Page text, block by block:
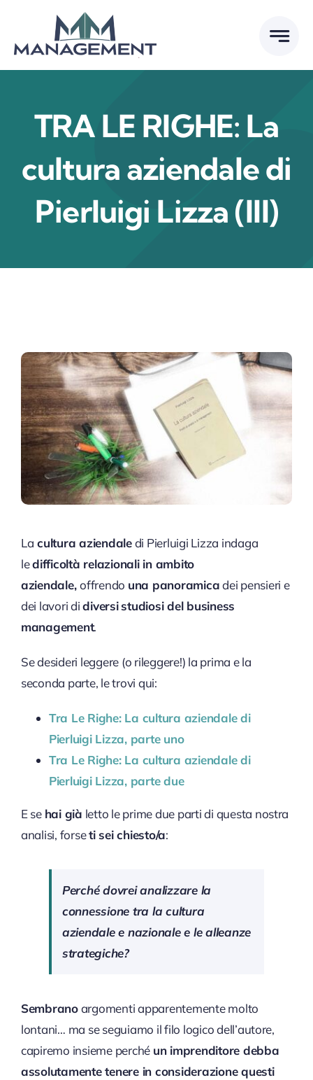
content
TRA LE RIGHE: La
cultura aziendale di
Pierluigi Lizza (III)
La cultura aziendaledi Pierluigi Lizza indaga
ledifficoltà relazionali in ambito
aziendale,offrendo una panoramicadei pensieri e
dei lavori didiversistudiosi del business
management.
Se desideri leggere (o rileggere!) la prima e la
seconda parte, le trovi qui:
Tra Le Righe: La cultura aziendale di
Pierluigi Lizza, parte uno
Tra Le Righe: La cultura aziendale di
Pierluigi Lizza, parte due
E se hai già letto le prime due parti di questa nostra
analisi, forseti sei chiesto/a:
Perché dovrei analizzare la
connessione tra la cultura
aziendale e nazionale e le alleanze
strategiche?
Sembranoargomenti apparentemente molto
lontani… ma se seguiamo il filo logico dell’autore,
capiremo insieme perché un imprenditore debba
assolutamente tenere in considerazione questi